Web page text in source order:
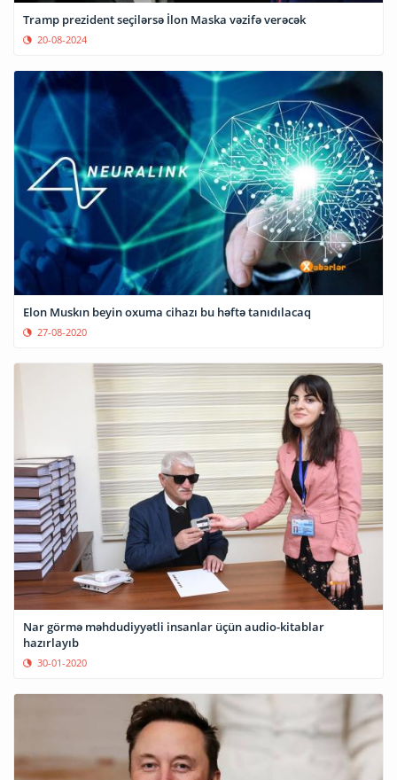
Tramp prezident seçilərsə İlon Maska vəzifə verəcək
20-08-2024
Elon Muskın beyin oxuma cihazı bu həftə tanıdılacaq
27-08-2020
Nar görmə məhdudiyyətli insanlar üçün audio-kitablar
hazırlayıb
30-01-2020